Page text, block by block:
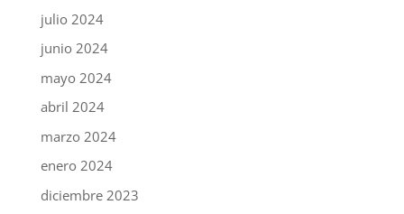
julio 2024
junio 2024
mayo 2024
abril 2024
marzo 2024
enero 2024
diciembre 2023